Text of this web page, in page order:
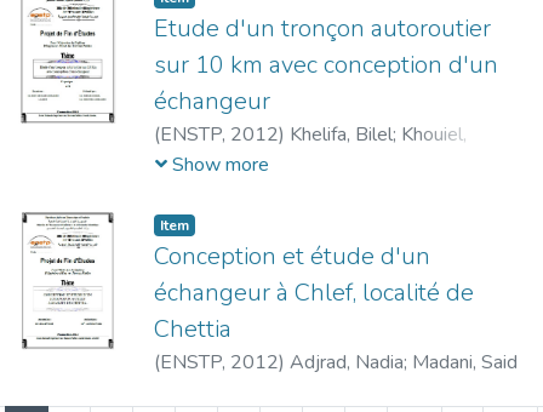
Etude d'un tronçon autoroutier
sur 10 km avec conception d'un
échangeur
(ENSTP, 2012) Khelifa, Bilel; Khouiel,
Mohamed;Ben Mesbah, Mohamed Lamine
Show more
Item
Conception et étude d'un
échangeur à Chlef, localité de
Chettia
(ENSTP, 2012) Adjrad, Nadia; Madani, Said